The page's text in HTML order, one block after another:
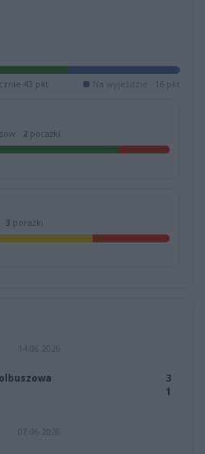
43 pkt Na wyjeździe · 16 pkt
· 2 porażki
3 porażki
14.06.2026
3
1
07.06.2026